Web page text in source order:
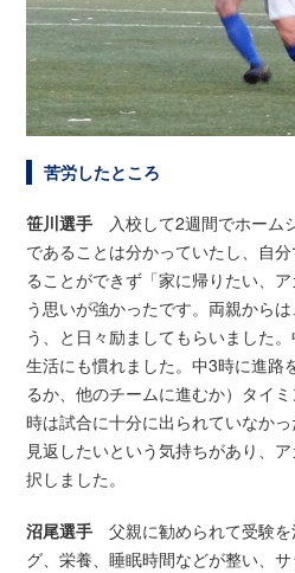
苦労したところ
笹川選手
入校して2週間でホーム
であることは分かっていたし、自
ることができず「家に帰りたい、
う思いが強かったです。両親から
う、と日々励ましてもらいました
生活にも慣れました。中3時に進路
るか、他のチームに進むか）タイ
時は試合に十分に出られていなか
見返したいという気持ちがあり、
択しました。
沼尾選手父親に勧められて受験
グ、栄養、睡眠時間などが整い、